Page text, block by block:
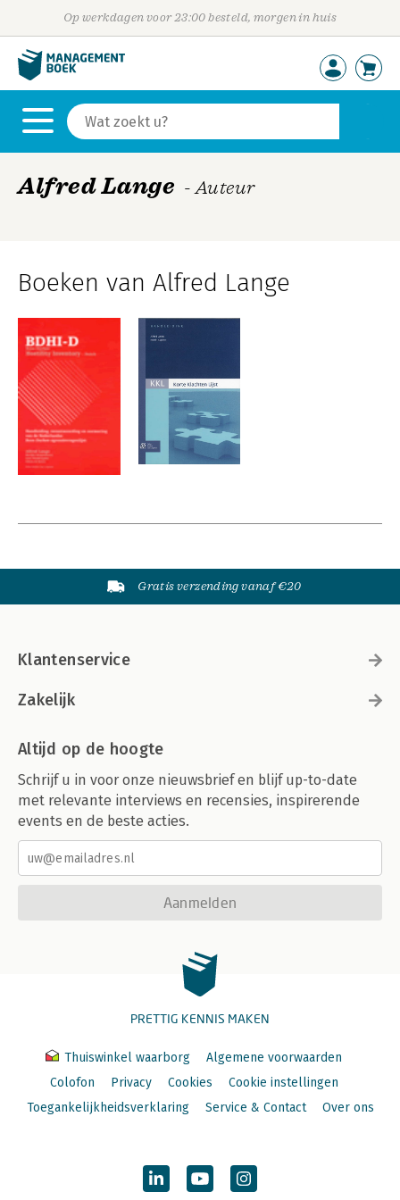
Op werkdagen voor 23:00 besteld, morgen in huis
Alfred Lange - Auteur
Boeken van Alfred Lange
Gratis verzending vanaf €20
Klantenservice
Zakelijk
Altijd op de hoogte
Schrijf u in voor onze nieuwsbrief en blijf up-to-date
met relevante interviews en recensies, inspirerende
events en de beste acties.
Aanmelden
PRETTIG KENNIS MAKEN
Thuiswinkel waarborg
Algemene voorwaarden
Colofon
Privacy Cookies
Cookie instellingen
Toegankelijkheidsverklaring
Service & Contact Over ons